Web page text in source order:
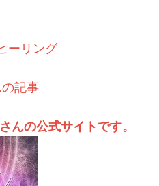
ーリング
記事
んの公式サイトです。